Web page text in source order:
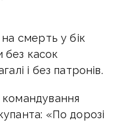
на смерть у бік
без касок
і без патронів.
командування
«По дорозі